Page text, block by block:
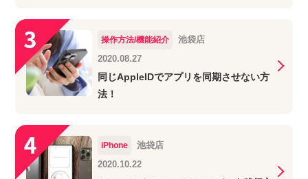
操作方法/機能紹介
池袋店
2020.08.27
同じAppleIDでアプリを同期させない方
法！
iPhone
池袋店
2020.10.22